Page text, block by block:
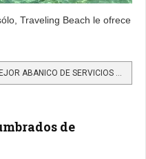
Traveling Beach le ofrece
LEER MÁS…TRAVELING BEACH: EL MEJOR ABANICO DE SERVICIOS TURÍSTICOS Y EXPERIENCIALES EN CARTAGENA
de